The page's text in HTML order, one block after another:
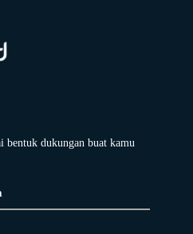
bentuk dukungan buat kamu